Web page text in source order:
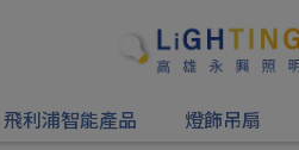
飛利浦智能產品 燈飾吊扇